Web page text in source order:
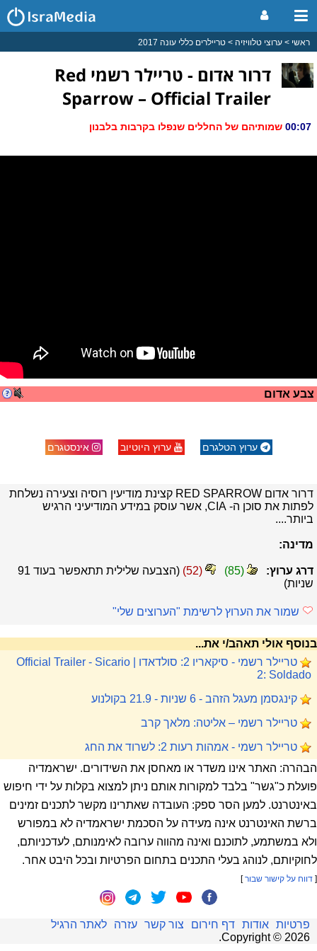
ראשי ערוצי טלוויזיה טריילרים כללי עונה 2017
דרור אדום - טריילר רשמי Red
Sparrow – Official Trailer
צבע אדום
ערוץ הטלגרם ערוץ היוטיוב אינסטגרם
דרור אדום RED SPARROW קצינת מודיעין רוסיה וצעירה נשלחת
לפתות את סוכן ה- CIA, אשר עוסק במידע המודיעיני הרגיש
ביותר....
מדינה:
דרג ערוץ: (
85
)
(
52
) (הצבעה שלילית תתאפשר בעוד 90
שניות)
שמור את הערוץ לרשימת "הערוצים שלי"
בנוסף אולי תאהב/י את...
טריילר רשמי - סיקאריו 2: סולדאדו | Official Trailer - Sicario
2: Soldado
קינגסמן מעגל הזהב - 6 שניות - 21.9 בקולנוע
טריילר רשמי – אליטה: מלאך קרב
טריילר רשמי - אמהות רעות 2: לשרוד את החג
הבהרה: האתר אינו משדר או מאחסן את השידורים. ישראמדיה
פועלת כ"גשר" בלבד למקורות אותם ניתן למצוא בקלות על ידי חיפוש
באינטרנט. למען הסר ספק: העובדה שאתרינו מקשר לתכנים זמינים
ברשת האינטרנט אינה מעידה על הסכמת ישראמדיה לא במפורש
ולא במשתמע, לתוכנם ואינה מהווה ערובה לאימנותם, לעדכניותם,
לחוקיותם, לנוהג בעלי התכנים בתחום הפרטיות ובכל היבט אחר.
[ דווח על קישור שבור]
פרטיות אודות דף חירום צור קשר עזרה
לאתר הרגיל
Copyright © 2026
.